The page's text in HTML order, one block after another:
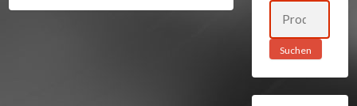
Suchen